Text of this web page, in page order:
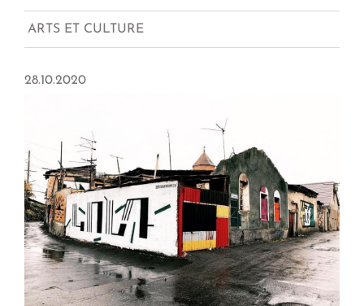
ARTS ET CULTURE
28.10.2020